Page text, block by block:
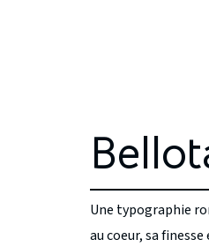
Une typographie
au coeur, sa